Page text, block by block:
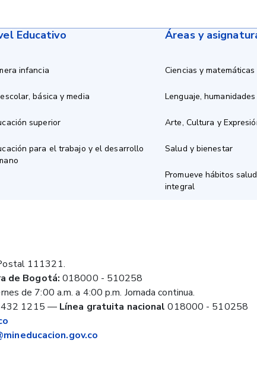
Educativo
infancia
básica y media
superior
para el trabajo y el desarrollo
Áreas y
Ciencias y matemáticas
Lenguaje,
Arte, Cultura y
Salud y bienestar
Promueve hábitos
integral
111321.
de Bogotá: 018000 - 510258
de 7:00 a.m. a 4:00 p.m. Jornada continua.
1215 — Línea gratuita nacional 018000 - 510258